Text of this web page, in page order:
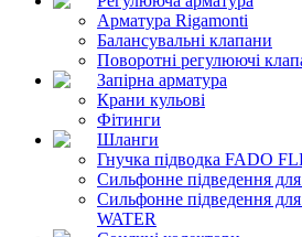
Арматура Rigamonti
Балансувальні клапани
Поворотні регулюючі
Запірна арматура
Крани кульові
Фітинги
Шланги
Гнучка підводка FADO
Сильфонне підведення
Сильфонне підведення
WATER